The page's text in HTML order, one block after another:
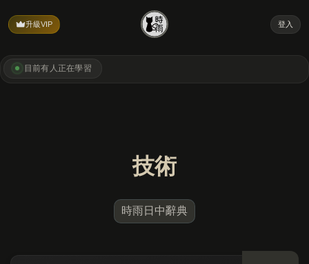
升級VIP 登入
目前有 人正在學習
技術
時雨日中辭典